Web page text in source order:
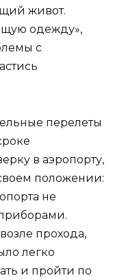
живот.
одежду»,
с
перелеты
в аэропорту,
положении:
не
прохода,
легко
и пройти по